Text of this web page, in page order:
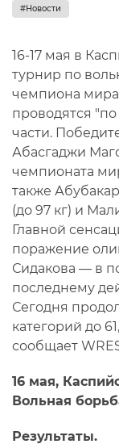
#Новости
16-17 мая в
турнир по
чемпиона
проводятся
части.
Абасгаджи
чемпионата
также
(до 97 кг) и
Главной
поражение
Сидакова — в
последнему
Сегодня
категорий до
сообщает
16 мая,
Вольная
Результаты.